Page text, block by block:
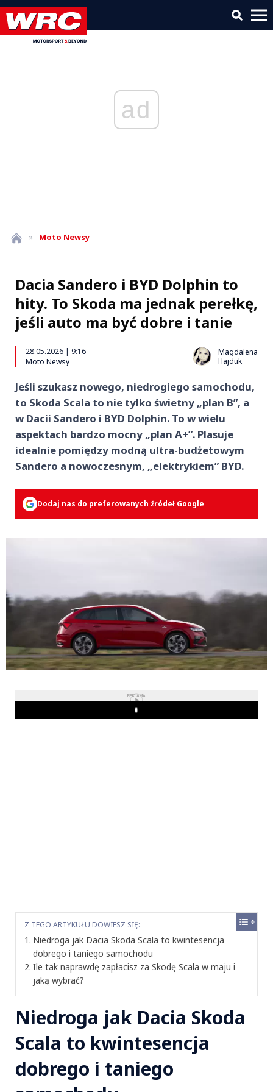
ad
» Moto Newsy
Dacia Sandero i BYD Dolphin to
hity. To Skoda ma jednak perełkę,
jeśli auto ma być dobre i tanie
28.05.2026 | 9:16
Moto Newsy
Magdalena
Hajduk
Jeśli szukasz nowego, niedrogiego samochodu,
to Skoda Scala to nie tylko świetny „plan B”, a
w Dacii Sandero i BYD Dolphin. To w wielu
aspektach bardzo mocny „plan A+”. Plasuje
idealnie pomiędzy modną ultra-budżetowym
Sandero a nowoczesnym, „elektrykiem” BYD.
Dodaj nas do preferowanych źródeł Google
REKLAMA
Play
Z TEGO ARTYKUŁU DOWIESZ SIĘ:
Niedroga jak Dacia Skoda Scala to kwintesencja
dobrego i taniego samochodu
Ile tak naprawdę zapłacisz za Skodę Scala w maju i
jaką wybrać?
Niedroga jak Dacia Skoda
Scala to kwintesencja
dobrego i taniego